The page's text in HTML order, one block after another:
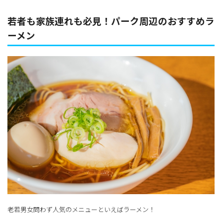
若者も家族連れも必見！パーク周辺のおすすめラ
ーメン
老若男女問わず人気のメニューといえばラーメン！